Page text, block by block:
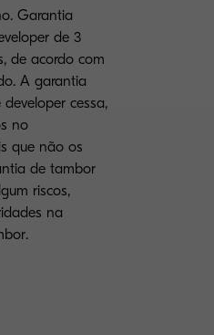
Garantia
de 3
de acordo com
A garantia
cessa,
no
que não os
de tambor
riscos,
na